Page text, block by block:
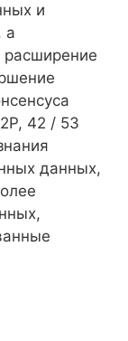
и
а
расширение
42 / 53
данных,